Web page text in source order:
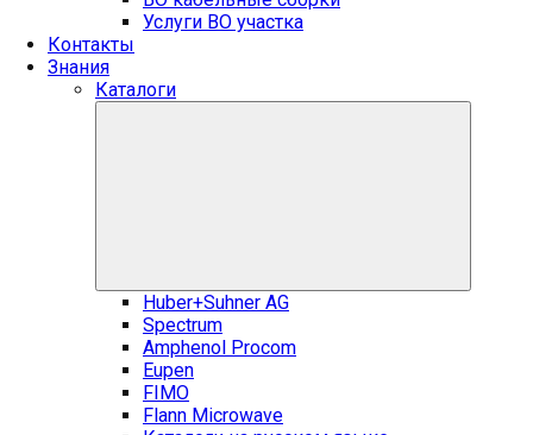
Услуги ВО участка
Контакты
Знания
Каталоги
Huber+Suhner AG
Spectrum
Amphenol Procom
Eupen
FIMO
Flann Microwave